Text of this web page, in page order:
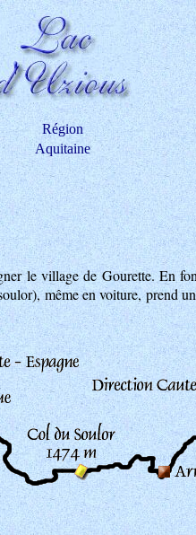
Région
Aquitaine
le village de Gourette. En
même en voiture, prend